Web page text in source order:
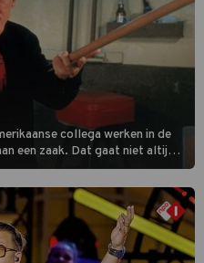
collega werken in de
een zaak. Dat gaat niet altijd